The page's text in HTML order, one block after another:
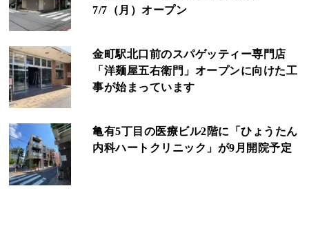
7/7（月）オープン
金町駅北口前のスパゲッティー専門店
「洋麺屋五右衛門」オープンに向けた工
事が始まっています
亀有5丁目の医療ビル2階に「ひょうたん
内科ハートクリニック」が9月開院予定